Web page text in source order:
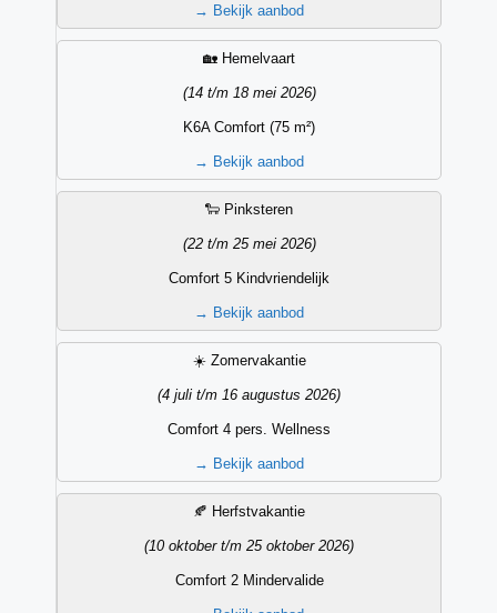
→ Bekijk aanbod
🏡 Hemelvaart
(14 t/m 18 mei 2026)
K6A Comfort (75 m²)
→ Bekijk aanbod
🐑 Pinksteren
(22 t/m 25 mei 2026)
Comfort 5 Kindvriendelijk
→ Bekijk aanbod
☀️ Zomervakantie
(4 juli t/m 16 augustus 2026)
Comfort 4 pers. Wellness
→ Bekijk aanbod
🍂 Herfstvakantie
(10 oktober t/m 25 oktober 2026)
Comfort 2 Mindervalide